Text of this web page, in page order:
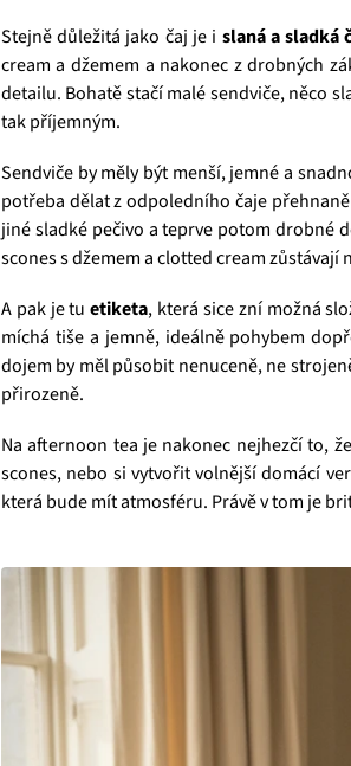
Stejně důležitá jako čaj je i slaná a sladká
cream a džemem a nakonec z drobných
detailu. Bohatě stačí malé sendviče, něco
tak příjemným.
Sendviče by měly být menší, jemné a
potřeba dělat z odpoledního čaje
jiné sladké pečivo a teprve potom drobné
scones s džemem a clotted cream zůstávají
A pak je tuetiketa, která sice zní možná
míchá tiše a jemně, ideálně pohybem
dojem by měl působit nenuceně, ne
přirozeně.
Na afternoon tea je nakonec nejhezčí to,
scones, nebo si vytvořit volnější domácí
která bude mít atmosféru. Právě v tom je